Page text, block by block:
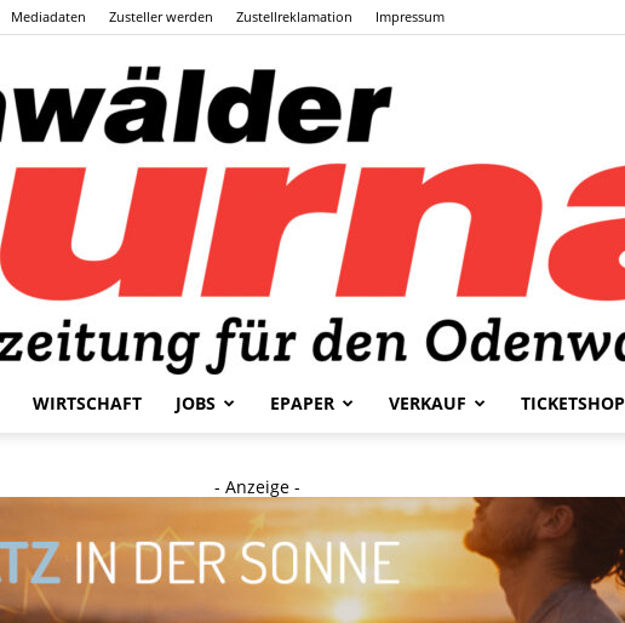
Mediadaten Zusteller werden Zustellreklamation Impressum
WIRTSCHAFT JOBS EPAPER VERKAUF TICKETSHOP
- Anzeige -